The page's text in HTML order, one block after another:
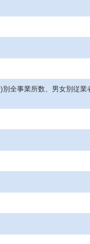
全事業所数、男女別従業